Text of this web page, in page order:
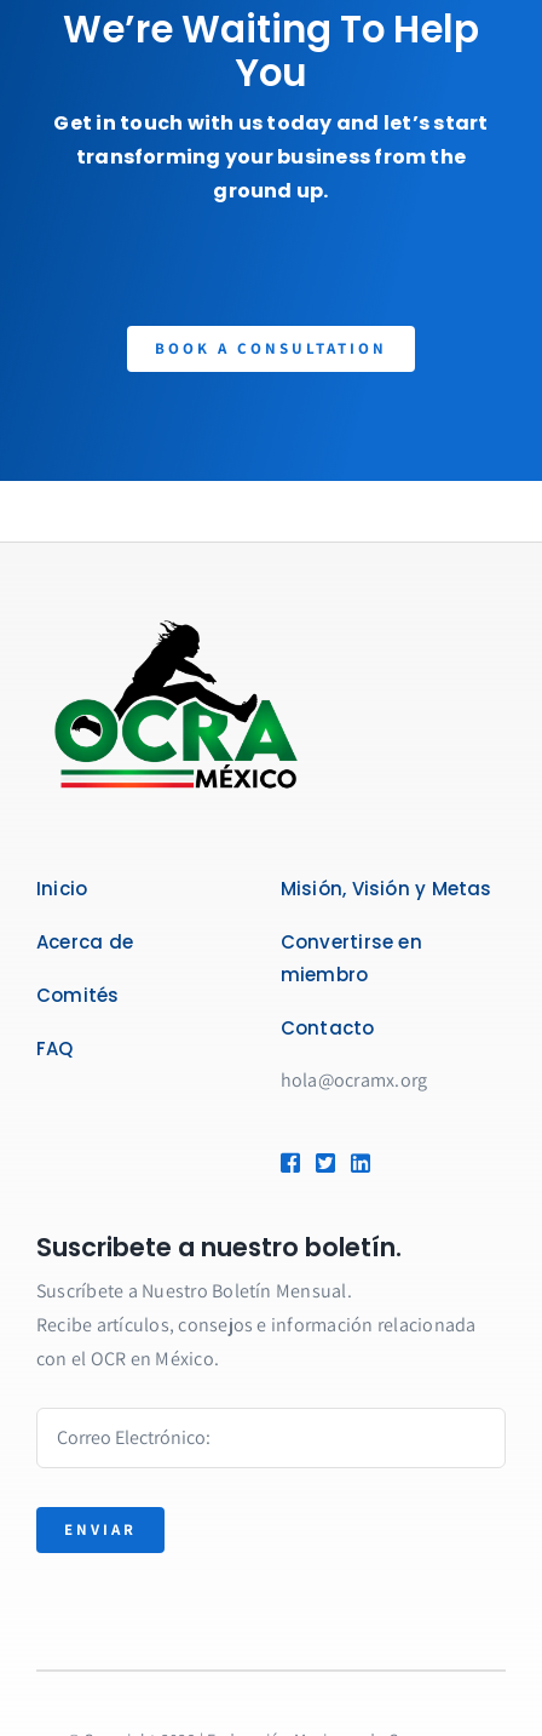
We’re Waiting To Help
You
Get in touch with us today and let’s start
transforming your business from the
ground up.
BOOK A CONSULTATION
Inicio
Acerca de
Comités
FAQ
Misión, Visión y Metas
Convertirse en
miembro
Contacto
hola@ocramx.org
Suscribete a nuestro boletín.
Suscríbete a Nuestro Boletín Mensual.
Recibe artículos, consejos e información relacionada
con el OCR en México.
ENVIAR